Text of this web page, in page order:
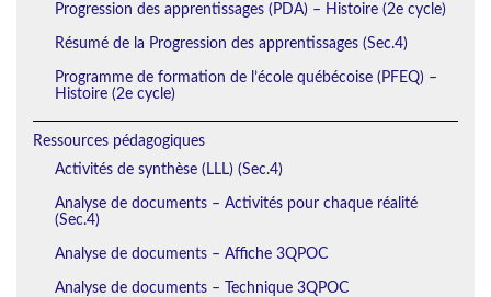
Progression des apprentissages (PDA) – Histoire (2e cycle)
Résumé de la Progression des apprentissages (Sec.4)
Programme de formation de l’école québécoise (PFEQ) –
Histoire (2e cycle)
Ressources pédagogiques
Activités de synthèse (LLL) (Sec.4)
Analyse de documents – Activités pour chaque réalité
(Sec.4)
Analyse de documents – Affiche 3QPOC
Analyse de documents – Technique 3QPOC